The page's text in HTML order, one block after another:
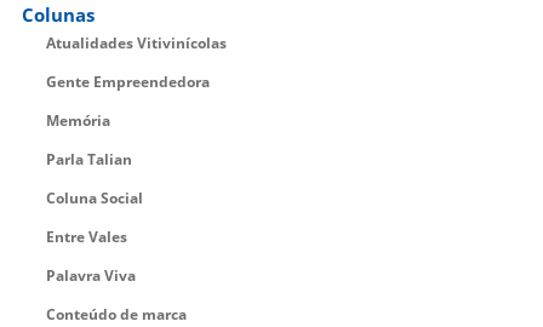
Colunas
Atualidades Vitivinícolas
Gente Empreendedora
Memória
Parla Talian
Coluna Social
Entre Vales
Palavra Viva
Conteúdo de marca